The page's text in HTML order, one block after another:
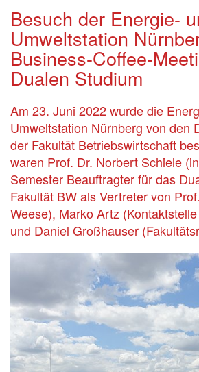
Besuch der Energie-
Umweltstation
Business-Coffee-
Dualen Studium
Am 23. Juni 2022 wurde die
Umweltstation Nürnberg von den
der Fakultät Betriebswirtschaft
waren Prof. Dr. Norbert Schiele
Semester Beauftragter für das
Fakultät BW als Vertreter von
Weese), Marko Artz
und Daniel Großhauser